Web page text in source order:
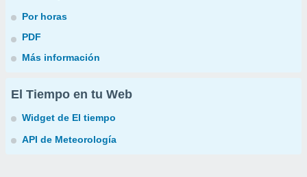
Por horas
PDF
Más información
El Tiempo en tu Web
Widget de El tiempo
API de Meteorología